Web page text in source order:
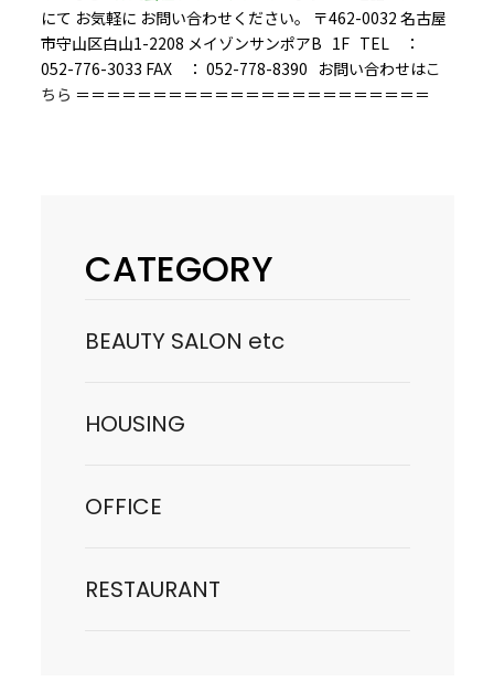
にて お気軽に お問い合わせください。 〒462-0032 名古屋
市守山区白山1-2208 メイゾンサンポアB 1F TEL ：
052-776-3033 FAX ： 052-778-8390 お問い合わせはこ
ちら ＝＝＝＝＝＝＝＝＝＝＝＝＝＝＝＝＝＝＝＝＝＝＝
CATEGORY
BEAUTY SALON etc
HOUSING
OFFICE
RESTAURANT